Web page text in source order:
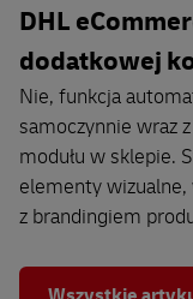
DHL
dodatkowej
Nie, funkcja
samoczynnie wraz
modułu w sklepie.
elementy
z brandingiem